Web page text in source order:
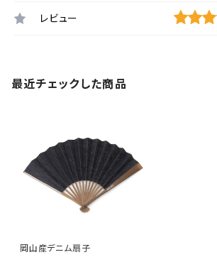
レビュー
最近チェックした商品
岡山産デニム扇子